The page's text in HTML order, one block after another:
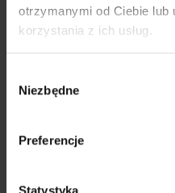
otrzymanymi od Ciebie lub
korzystania z ich usług.
zgody
Niezbędne
Preferencje